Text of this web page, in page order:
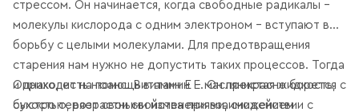
стрессом. Он начинается, когда свободные радикалы –
молекулы кислорода с одним электроном – вступают в
борьбу с целыми молекулами. Для предотвращения
старения нам нужно не допустить таких процессов. Тогда
и приходит на помощь витамин Е. Он прекрасно борется с
сухостью, возрастными изменениями, снижением
Однако, есть нюанс. Витамин Е – маслянистая жидкость,
быстро теряет свои свойства при взаимодействии с